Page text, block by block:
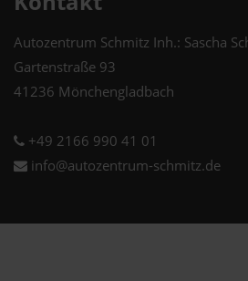
Autozentrum Schmitz Inh.: Sascha
Gartenstraße 93
41236 Mönchengladbach
+49 2166 990 41 01
info@autozentrum-schmitz.de